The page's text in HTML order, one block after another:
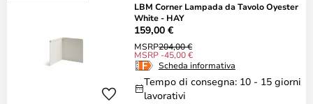
LBM Corner Lampada da Tavolo Oyester
White - HAY
159,00 €
MSRP204,00 €
MSRP -45,00 €
Scheda informativa
Tempo di consegna: 10 - 15 giorni
lavorativi